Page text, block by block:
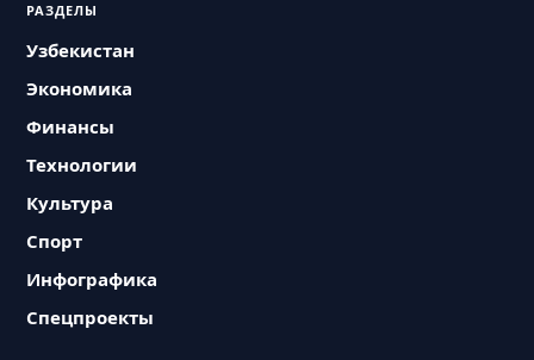
РАЗДЕЛЫ
Узбекистан
Экономика
Финансы
Технологии
Культура
Спорт
Инфографика
Спецпроекты